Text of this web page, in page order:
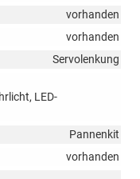
vorhanden
vorhanden
Servolenkung
LED-
Pannenkit
vorhanden